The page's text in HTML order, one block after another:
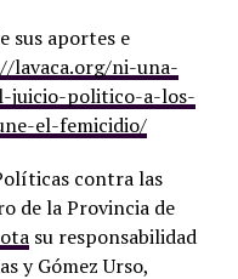
sus aportes e
lavaca.org/ni-una-
juicio-politico-a-los-
el-femicidio/
contra las
de la Provincia de
su responsabilidad
y Gómez Urso,